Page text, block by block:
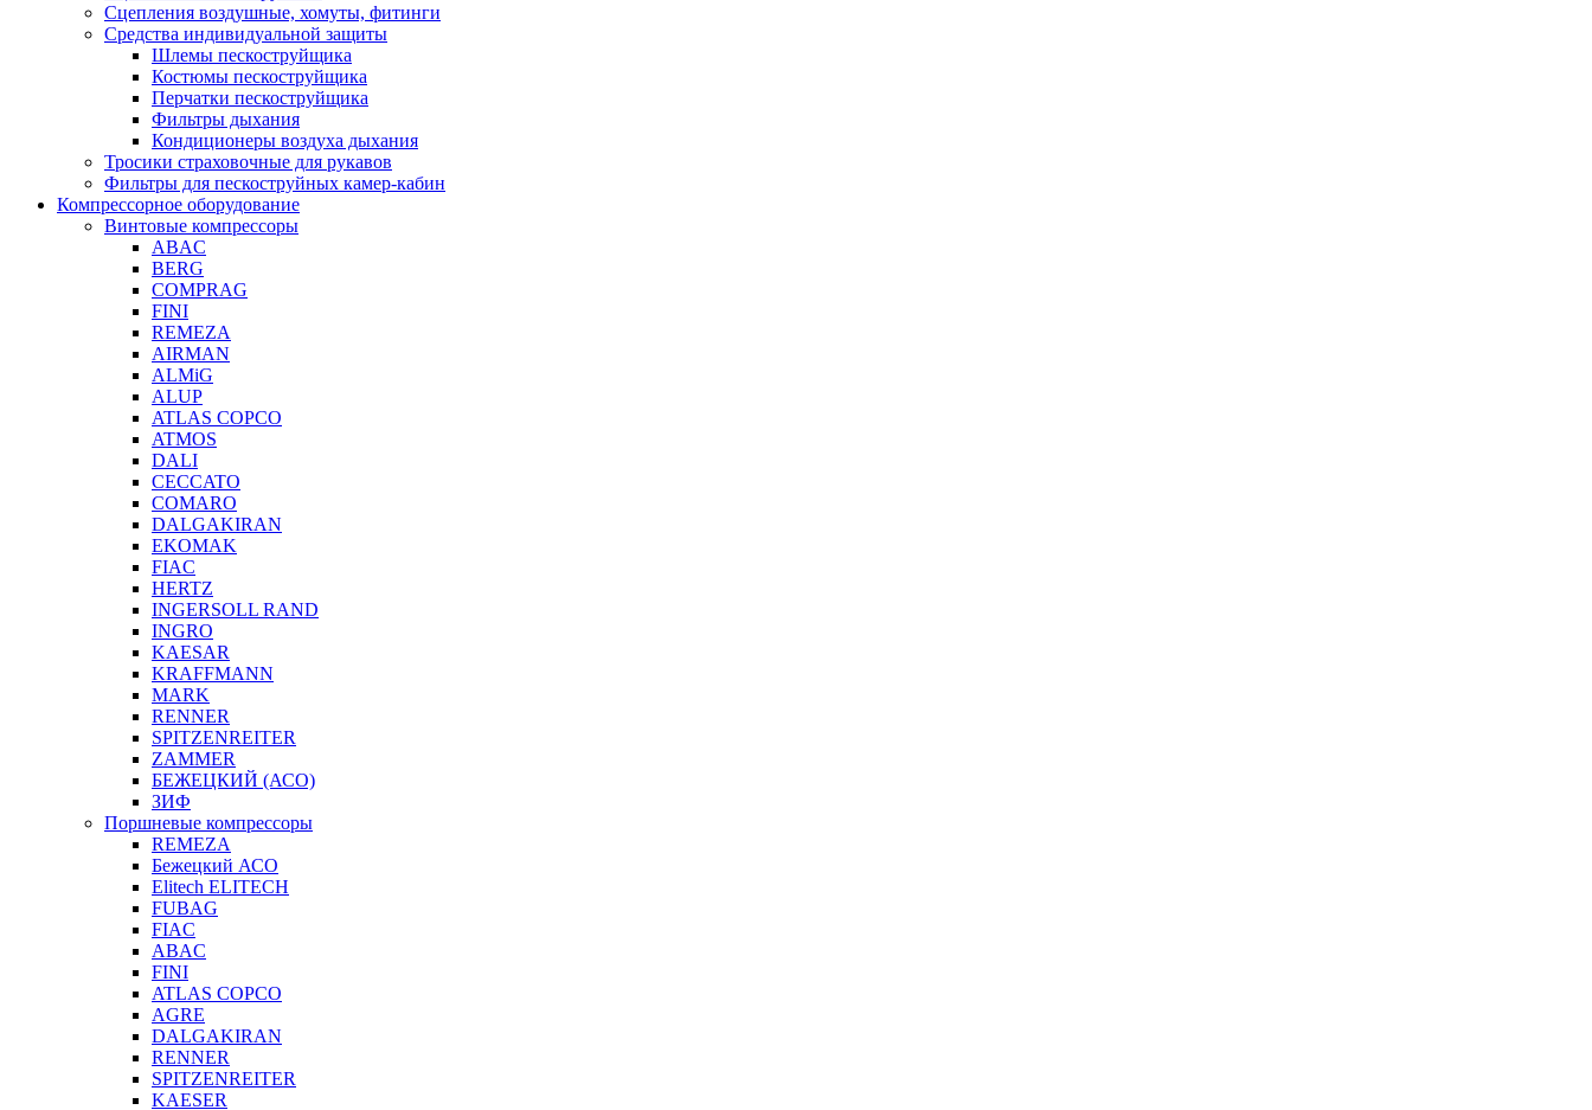
Сцепления воздушные, хомуты, фитинги
Средства индивидуальной защиты
Шлемы пескоструйщика
Костюмы пескоструйщика
Перчатки пескоструйщика
Фильтры дыхания
Кондиционеры воздуха дыхания
Тросики страховочные для рукавов
Фильтры для пескоструйных камер-кабин
Компрессорное оборудование
Винтовые компрессоры
ABAC
BERG
COMPRAG
FINI
REMEZA
AIRMAN
ALMiG
ALUP
ATLAS COPCO
ATMOS
DALI
CECCATO
COMARO
DALGAKIRAN
EKOMAK
FIAC
HERTZ
INGERSOLL RAND
INGRO
KAESAR
KRAFFMANN
MARK
RENNER
SPITZENREITER
ZAMMER
БЕЖЕЦКИЙ (АСО)
ЗИФ
Поршневые компрессоры
REMEZA
Бежецкий АСО
Elitech ELITECH
FUBAG
FIAC
ABAC
FINI
ATLAS COPCO
AGRE
DALGAKIRAN
RENNER
SPITZENREITER
KAESER